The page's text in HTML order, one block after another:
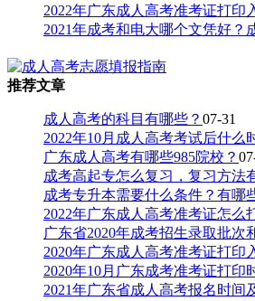
2022年广东成人高考准考证打印
2021年成考和电大哪个文凭好？
推荐文章
成人高考的科目有哪些？ 07-31
2022年10月成人高考考试后什么
广东成人高考有哪些985院校？
成考高起专怎么复习，复习方法
成考专升本需要什么条件？有哪
2022年广东成人高考准考证怎么
广东省2020年成考招生录取批次
2020年广东成人高考准考证打印
2020年10月广东成考准考证打印
2021年广东省成人高考报名时间